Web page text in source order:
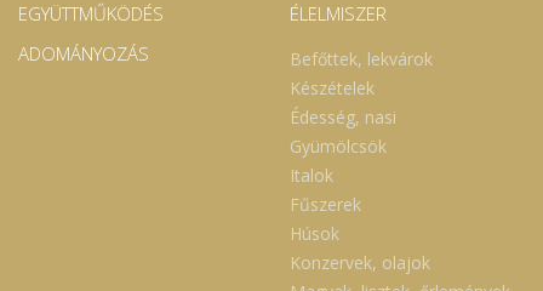
EGYÜTTMŰKÖDÉS
ADOMÁNYOZÁS
ÉLELMISZER
Befőttek, lekvárok
Készételek
Édesség, nasi
Gyümölcsök
Italok
Fűszerek
Húsok
Konzervek, olajok